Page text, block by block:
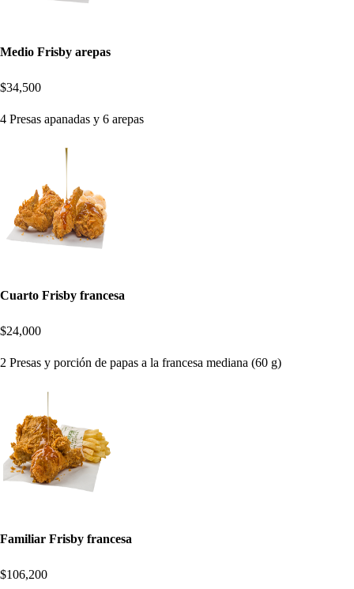
Medio Frisby arepas
$34,500
4 Presas apanadas y 6 arepas
Cuarto Frisby francesa
$24,000
2 Presas y porción de papas a la francesa mediana (60 g)
Familiar Frisby francesa
$106,200